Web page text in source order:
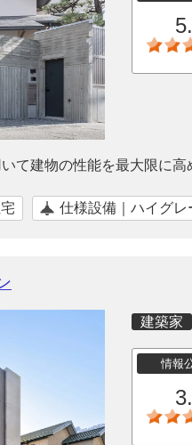
て建物の性能を最大限に
仕様設備｜ハイグレ
建築家
情報